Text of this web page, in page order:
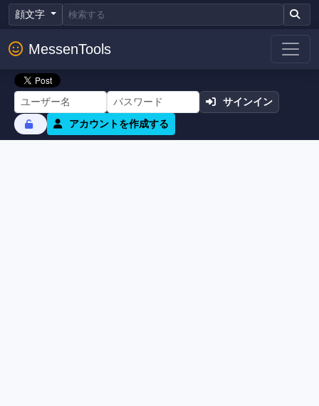
顔文字
MessenTools
サインイン
アカウントを作成する